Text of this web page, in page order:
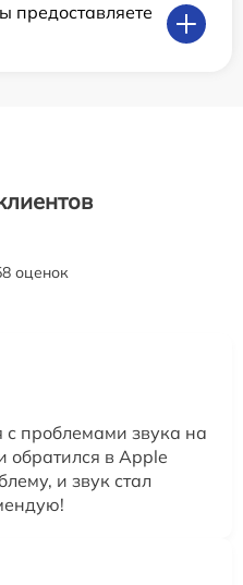
предоставляете
оценок
с проблемами звука на
обратился в Apple
и звук стал